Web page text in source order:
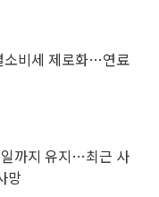
소비세 제로화…연료
까지 유지…최근 사
망